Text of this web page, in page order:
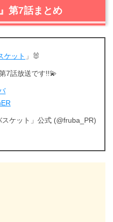
第7話まとめ
ケット 」🐰
7話放送です!!💫
ケット」公式 (@fruba_PR)